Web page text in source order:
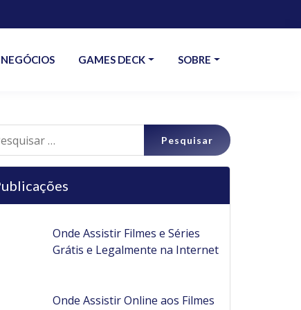
NEGÓCIOS GAMES DECK SOBRE
Onde Assistir Filmes e Séries
Grátis e Legalmente na Internet
Onde Assistir Online aos Filmes